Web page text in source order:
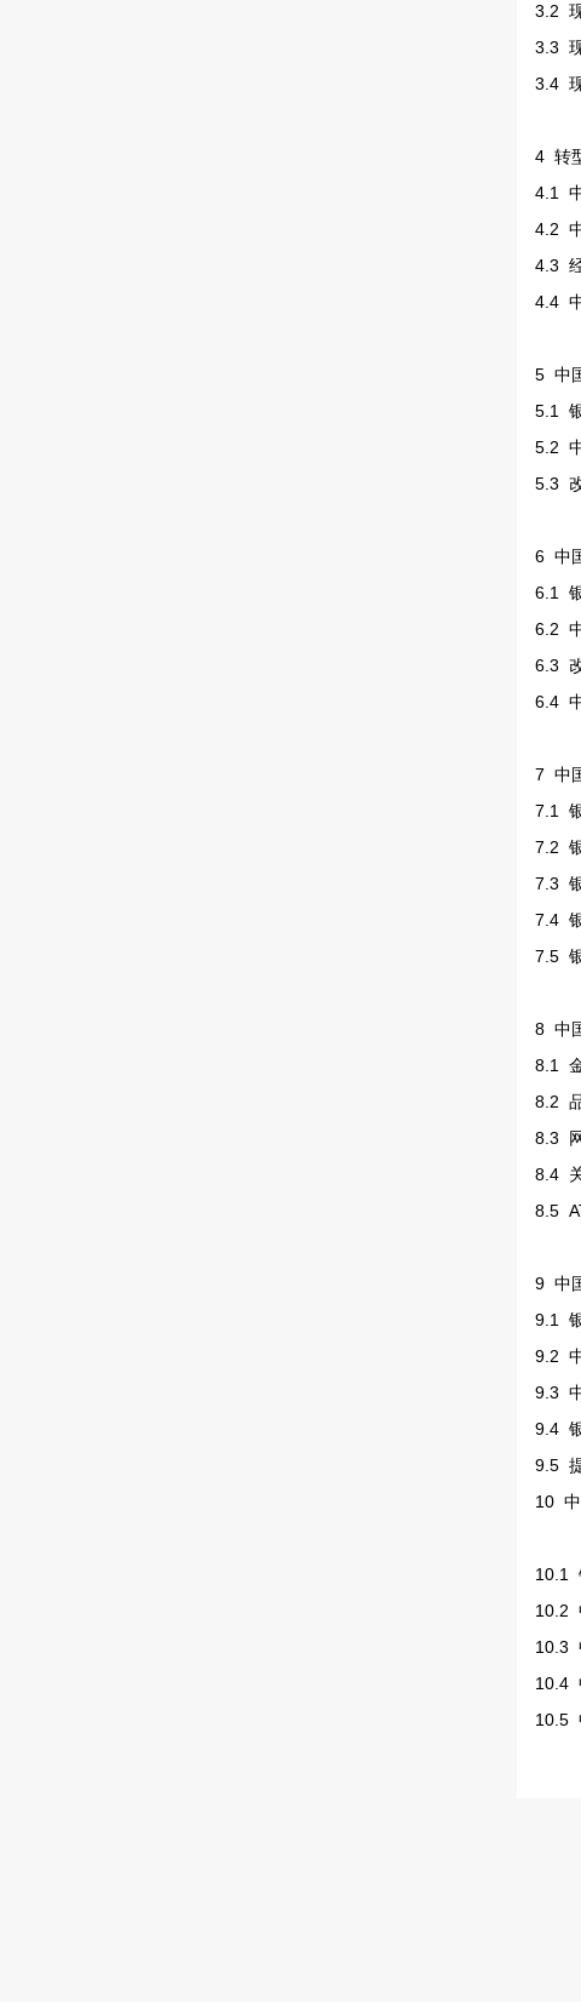
3.2
3.3
3.4
4 转
4.1
4.2
4.3
4.4
5 中
5.1
5.2
5.3
6 中
6.1
6.2
6.3
6.4
7 中
7.1
7.2
7.3
7.4
7.5
8 中
8.1
8.2
8.3
8.4
8.5
9 中
9.1
9.2
9.3
9.4
9.5
10
10.1
10.2
10.3
10.4
10.5